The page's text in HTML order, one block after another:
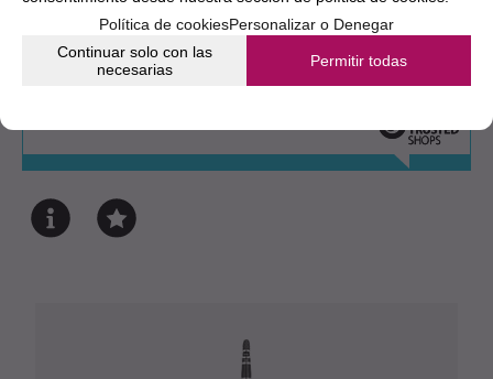
Aún no existen valoraciones para este
producto.
Política de cookiesPersonalizar o Denegar
Continuar solo con las
necesarias
Permitir todas